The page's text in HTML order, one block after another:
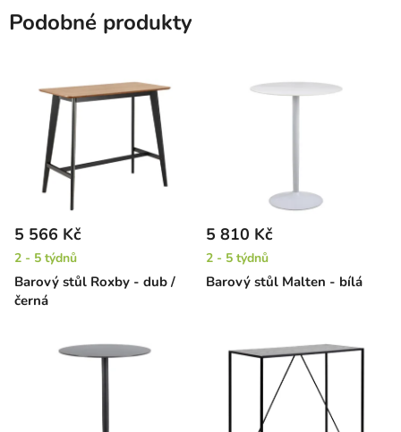
Podobné produkty
Barový stůl Roxby - dub /
černá
5 566 Kč
2 - 5 týdnů
Barový stůl Malten - bílá
5 810 Kč
2 - 5 týdnů